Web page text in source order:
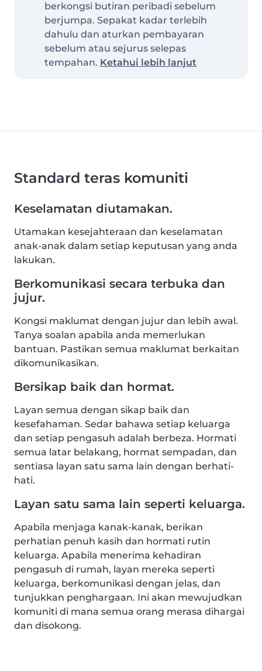
berkongsi butiran peribadi sebelum
berjumpa. Sepakat kadar terlebih
dahulu dan aturkan pembayaran
sebelum atau sejurus selepas
tempahan. Ketahui lebih lanjut
Standard teras komuniti
Keselamatan diutamakan.
Utamakan kesejahteraan dan keselamatan
anak-anak dalam setiap keputusan yang anda
lakukan.
Berkomunikasi secara terbuka dan
jujur.
Kongsi maklumat dengan jujur dan lebih awal.
Tanya soalan apabila anda memerlukan
bantuan. Pastikan semua maklumat berkaitan
dikomunikasikan.
Bersikap baik dan hormat.
Layan semua dengan sikap baik dan
kesefahaman. Sedar bahawa setiap keluarga
dan setiap pengasuh adalah berbeza. Hormati
semua latar belakang, hormat sempadan, dan
sentiasa layan satu sama lain dengan berhati-
hati.
Layan satu sama lain seperti keluarga.
Apabila menjaga kanak-kanak, berikan
perhatian penuh kasih dan hormati rutin
keluarga. Apabila menerima kehadiran
pengasuh di rumah, layan mereka seperti
keluarga, berkomunikasi dengan jelas, dan
tunjukkan penghargaan. Ini akan mewujudkan
komuniti di mana semua orang merasa dihargai
dan disokong.